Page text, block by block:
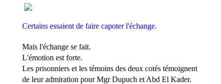
Certains essaient de faire capoter l'échange.
Mais l'échange se fait.
L'émotion est forte.
Les prisonniers et les témoins des deux cotés témoignent
de leur admiration pour Mgr Dupuch et Abd El Kader.